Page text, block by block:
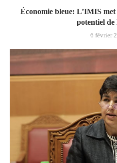
Économie bleue: L’IMIS
potentiel de
6 février